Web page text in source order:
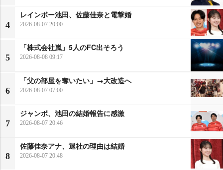
4
レインボー池田、佐藤佳奈と電撃婚
2026-08-07 20:00
5
「株式会社嵐」5人のFC出そろう
2026-08-08 09:17
6
「父の部屋を奪いたい」→大改造へ
2026-08-07 07:00
7
ジャンボ、池田の結婚報告に感激
2026-08-07 20:46
8
佐藤佳奈アナ、退社の理由は結婚
2026-08-07 20:48